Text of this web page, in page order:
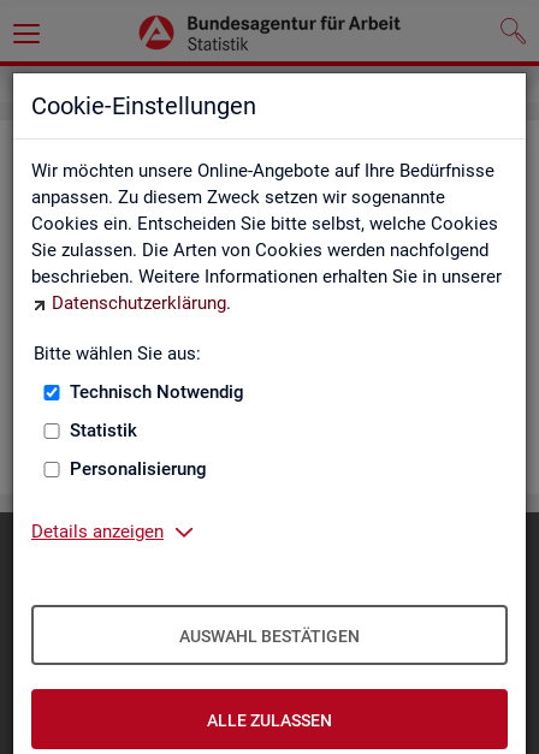
Cookie-Einstellungen
Wir möchten unsere Online-Angebote auf Ihre Bedürfnisse
anpassen. Zu diesem Zweck setzen wir sogenannte
Cookies ein. Entscheiden Sie bitte selbst, welche Cookies
Sie zulassen. Die Arten von Cookies werden nachfolgend
beschrieben. Weitere Informationen erhalten Sie in unserer
Datenschutzerklärung.
Bitte wählen Sie aus:
Technisch Notwendig
Statistik
Personalisierung
Details anzeigen
AUSWAHL BESTÄTIGEN
ALLE ZULASSEN
Ar­beits­lo­se und Ar­beits­lo­sen­quo­
ten - Deutsch­land, Län­der, Krei­se
und Ge­mein­den (Zeit­rei­he Mo­nats-
und Jah­res­zah­len)
nen über Ar­beits­lo­se nach Alter, Ge­schlecht, Staats­an­ge­hö­
rig­keit, Schwer­be­hin­de­rung und wei­te­re Merk­ma­le sowie Ar­
beits­lo­sen­quo­ten.
Diese Seite empfehlen
IN­TER­AK­TI­VE STA­TIS­TI­KEN
GRUND­LA­GEN